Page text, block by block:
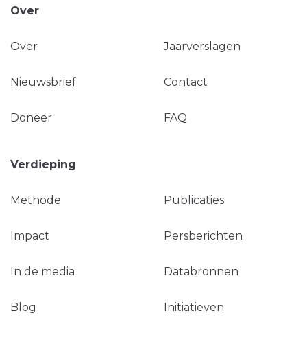
Over
Over Jaarverslagen
Nieuwsbrief Contact
Doneer FAQ
Verdieping
Methode Publicaties
Impact Persberichten
In de media Databronnen
Blog Initiatieven